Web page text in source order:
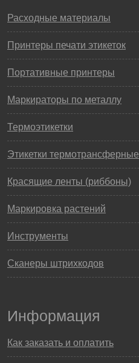
Расходные материалы
Принтеры печати этикеток
Портативные принтеры
Маркираторы по металлу
Термоэтикетки
Этикетки термотрансферные
Красящие ленты (риббоны)
Маркировка растений
Инструменты
Сканеры штрихкодов
Информация
Как заказать и оплатить